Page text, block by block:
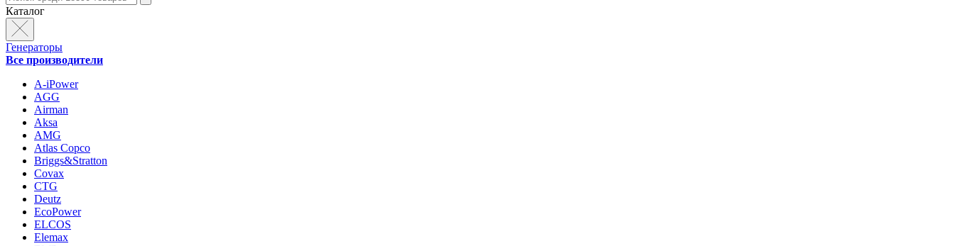
Каталог
Генераторы
Все производители
A-iPower
AGG
Airman
Aksa
AMG
Atlas Copco
Briggs&Stratton
Covax
CTG
Deutz
EcoPower
ELCOS
Elemax